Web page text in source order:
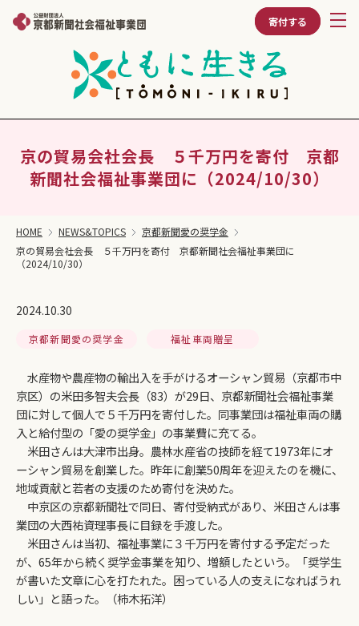
寄付する
京の貿易会社会長 ５千万円を寄付 京都
新聞社会福祉事業団に（2024/10/30）
HOME NEWS&TOPICS
京都新聞愛の奨学金
京の貿易会社会長 ５千万円を寄付 京都新聞社会福祉事業団に
（2024/10/30）
2024.10.30
京都新聞愛の奨学金 福祉車両贈呈
水産物や農産物の輸出入を手がけるオーシャン貿易（京都市中
京区）の米田多智夫会長（83）が29日、京都新聞社会福祉事業
団に対して個人で５千万円を寄付した。同事業団は福祉車両の購
入と給付型の「愛の奨学金」の事業費に充てる。
米田さんは大津市出身。農林水産省の技師を経て1973年にオ
ーシャン貿易を創業した。昨年に創業50周年を迎えたのを機に、
地域貢献と若者の支援のため寄付を決めた。
中京区の京都新聞社で同日、寄付受納式があり、米田さんは事
業団の大西祐資理事長に目録を手渡した。
米田さんは当初、福祉事業に３千万円を寄付する予定だった
が、65年から続く奨学金事業を知り、増額したという。「奨学生
が書いた文章に心を打たれた。困っている人の支えになればうれ
しい」と語った。（柿木拓洋）